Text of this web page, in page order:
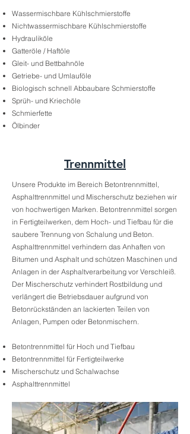
Wassermischbare Kühlschmierstoffe
Nichtwassermischbare Kühlschmierstoffe
Hydrauliköle
Gatteröle / Haftöle
Gleit- und Bettbahnöle
Getriebe- und Umlauföle
Biologisch schnell Abbaubare Schmierstoffe
Sprüh- und Kriechöle
Schmierfette
Ölbinder
Trennmittel
Unsere Produkte im Bereich Betontrennmittel,
Asphalttrennmittel und Mischerschutz beziehen wir
von hochwertigen Marken. Betontrennmittel sorgen
in Fertigteilwerken, dem Hoch- und Tiefbau für die
saubere Trennung von Schalung und Beton.
Asphalttrennmittel verhindern das Anhaften von
Bitumen und Asphalt und schützen Maschinen und
Anlagen in der Asphaltverarbeitung vor Verschleiß.
Der Mischerschutz verhindert Rostbildung und
verlängert die Betriebsdauer aufgrund von
Betonrückständen an lackierten Teilen von
Anlagen, Pumpen oder Betonmischern.
Betontrennmittel für Hoch und Tiefbau
Betontrennmittel für Fertigteilwerke
Mischerschutz und Schalwachse
Asphalttrennmittel